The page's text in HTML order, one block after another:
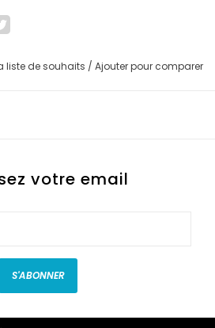
liste de souhaits / Ajouter pour comparer
votre email
S'ABONNER